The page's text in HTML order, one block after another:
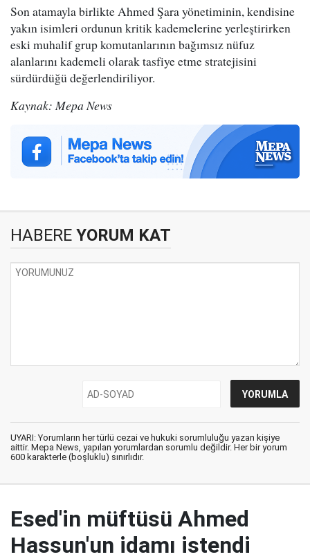
Son atamayla birlikte Ahmed Şara yönetiminin, kendisine
yakın isimleri ordunun kritik kademelerine yerleştirirken
eski muhalif grup komutanlarının bağımsız nüfuz
alanlarını kademeli olarak tasfiye etme stratejisini
sürdürdüğü değerlendiriliyor.
Kaynak: Mepa News
HABERE YORUM KAT
UYARI: Yorumların her türlü cezai ve hukuki sorumluluğu yazan kişiye
aittir. Mepa News, yapılan yorumlardan sorumlu değildir. Her bir yorum
600 karakterle (boşluklu) sınırlıdır.
Esed'in müftüsü Ahmed
Hassun'un idamı istendi